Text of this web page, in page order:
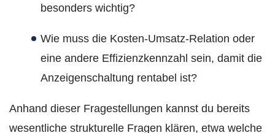
besonders wichtig?
Wie muss die Kosten-Umsatz-Relation oder
eine andere Effizienzkennzahl sein, damit die
Anzeigenschaltung rentabel ist?
Anhand dieser Fragestellungen kannst du bereits
wesentliche strukturelle Fragen klären, etwa welche